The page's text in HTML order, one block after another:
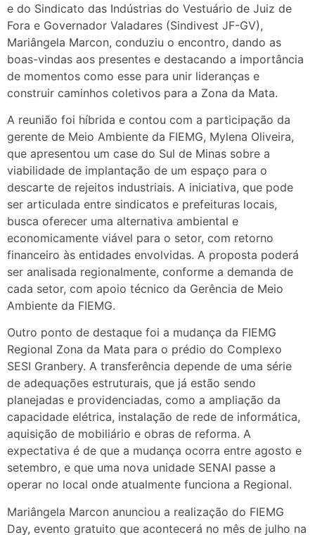
e do Sindicato das Indústrias do Vestuário de Juiz de
Fora e Governador Valadares (Sindivest JF-GV),
Mariângela Marcon, conduziu o encontro, dando as
boas-vindas aos presentes e destacando a importância
de momentos como esse para unir lideranças e
construir caminhos coletivos para a Zona da Mata.
A reunião foi híbrida e contou com a participação da
gerente de Meio Ambiente da FIEMG, Mylena Oliveira,
que apresentou um case do Sul de Minas sobre a
viabilidade de implantação de um espaço para o
descarte de rejeitos industriais. A iniciativa, que pode
ser articulada entre sindicatos e prefeituras locais,
busca oferecer uma alternativa ambiental e
economicamente viável para o setor, com retorno
financeiro às entidades envolvidas. A proposta poderá
ser analisada regionalmente, conforme a demanda de
cada setor, com apoio técnico da Gerência de Meio
Ambiente da FIEMG.
Outro ponto de destaque foi a mudança da FIEMG
Regional Zona da Mata para o prédio do Complexo
SESI Granbery. A transferência depende de uma série
de adequações estruturais, que já estão sendo
planejadas e providenciadas, como a ampliação da
capacidade elétrica, instalação de rede de informática,
aquisição de mobiliário e obras de reforma. A
expectativa é de que a mudança ocorra entre agosto e
setembro, e que uma nova unidade SENAI passe a
operar no local onde atualmente funciona a Regional.
Mariângela Marcon anunciou a realização do FIEMG
Day, evento gratuito que acontecerá no mês de julho na